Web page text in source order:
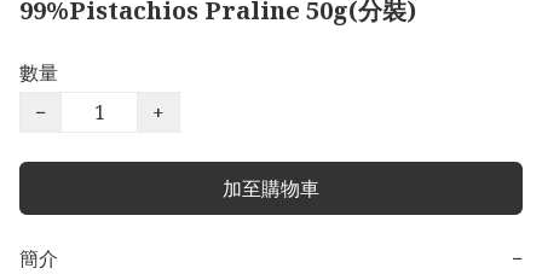
99%Pistachios Praline 50g(分裝)
數量
−
+
加至購物車
簡介
−